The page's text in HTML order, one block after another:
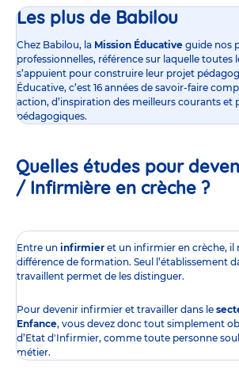
Les plus de Babilou
Chez Babilou, la Mission Éducative guide nos
professionnelles, référence sur laquelle toutes
s’appuient pour construire leur projet
Éducative, c’est 16 années de savoir-faire
action, d’inspiration des meilleurs courants et
pédagogiques.
Quelles études pour
/ Infirmière en crèche ?
Entre un infirmier et un infirmier en crèche, il
différence de formation. Seul l’établissement
travaillent permet de les distinguer.
Pour devenir infirmier et travailler dans le
Enfance, vous devez donc tout simplement
d’Etat d'Infirmier, comme toute personne
métier.